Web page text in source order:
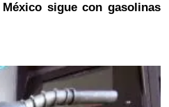
sigue con gasolinas